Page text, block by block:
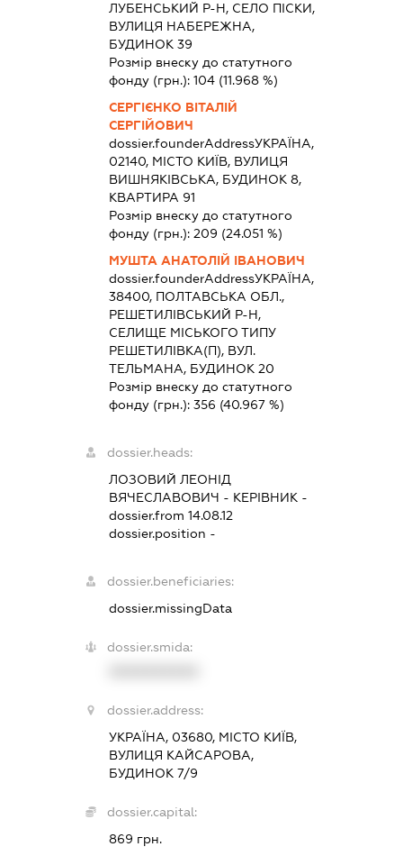
ЛУБЕНСЬКИЙ Р-Н, СЕЛО ПІСКИ,
ВУЛИЦЯ НАБЕРЕЖНА,
БУДИНОК 39
Розмір внеску до статутного
фонду (грн.):104 (11.968 %)
СЕРГІЄНКО ВІТАЛІЙ
СЕРГІЙОВИЧ
dossier.founderAddressУКРАЇНА,
02140, МІСТО КИЇВ, ВУЛИЦЯ
ВИШНЯКІВСЬКА, БУДИНОК 8,
КВАРТИРА 91
Розмір внеску до статутного
фонду (грн.):209 (24.051 %)
МУШТА АНАТОЛІЙ ІВАНОВИЧ
dossier.founderAddressУКРАЇНА,
38400, ПОЛТАВСЬКА ОБЛ.,
РЕШЕТИЛІВСЬКИЙ Р-Н,
СЕЛИЩЕ МІСЬКОГО ТИПУ
РЕШЕТИЛІВКА(П), ВУЛ.
ТЕЛЬМАНА, БУДИНОК 20
Розмір внеску до статутного
фонду (грн.):356 (40.967 %)
dossier.heads:
ЛОЗОВИЙ ЛЕОНІД
ВЯЧЕСЛАВОВИЧ - КЕРІВНИК -
dossier.from 14.08.12
dossier.position -
dossier.beneficiaries:
dossier.missingData
dossier.smida:
dossier.address:
УКРАЇНА, 03680, МІСТО КИЇВ,
ВУЛИЦЯ КАЙСАРОВА,
БУДИНОК 7/9
dossier.capital:
869 грн.